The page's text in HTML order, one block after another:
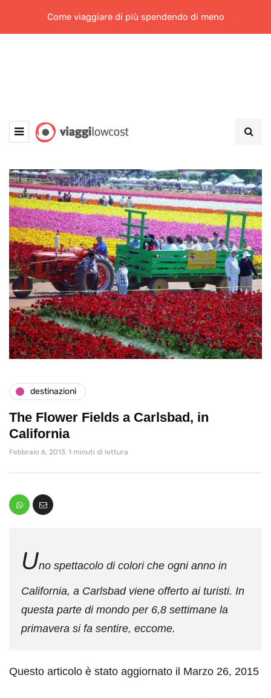
Come viaggiare di più spendendo di meno
destinazioni
The Flower Fields a Carlsbad, in
California
Febbraio 6, 2013 1 minuti di lettura
Uno spettacolo di colori che ogni anno in
California, a Carlsbad viene offerto ai turisti. In
questa parte di mondo per 6,8 settimane la
primavera si fa sentire, eccome.
Questo articolo è stato aggiornato il Marzo 26, 2015